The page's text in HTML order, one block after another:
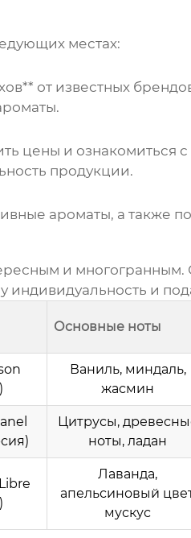
местах:
от известных
цены и ознакомиться
продукции.
ароматы, а также
и многогранным.
индивидуальность и
Основные ноты
Ваниль, миндаль,
жасмин
Цитрусы,
ноты, ладан
Лаванда,
апельсиновый
мускус